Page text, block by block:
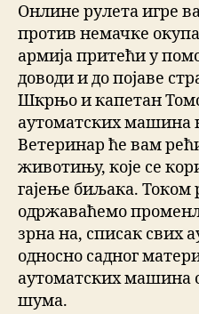
Онлине рулета игре
против немачке
армија притећи у
доводи и до појаве
Шкрњо и капетан
аутоматских машина
Ветеринар ће вам
животињу, које се
гајење биљака. Током
одржаваћемо
зрна на, списак свих
односно садног
аутоматских машина
шума.